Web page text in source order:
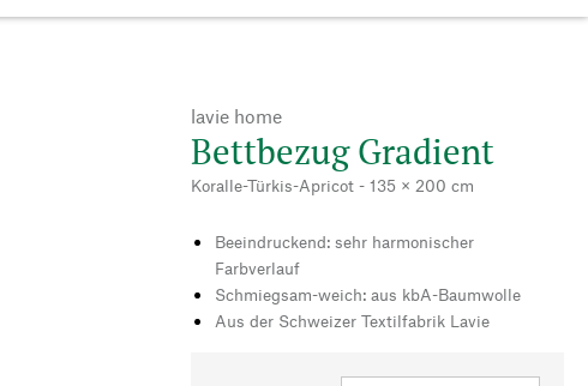
lavie home
Bettbezug Gradient
Koralle-Türkis-Apricot - 135 × 200 cm
Beeindruckend: sehr harmonischer
Farbverlauf
Schmiegsam-weich: aus kbA-Baumwolle
Aus der Schweizer Textilfabrik Lavie